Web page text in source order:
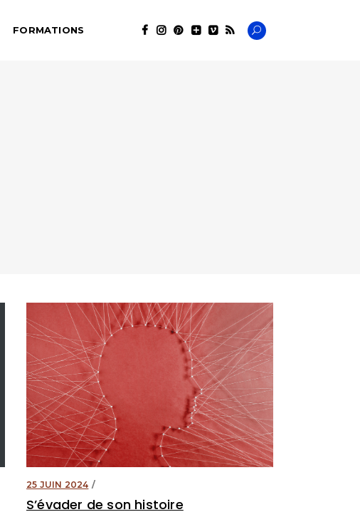
FORMATIONS
25 JUIN 2024
S’évader de son histoire